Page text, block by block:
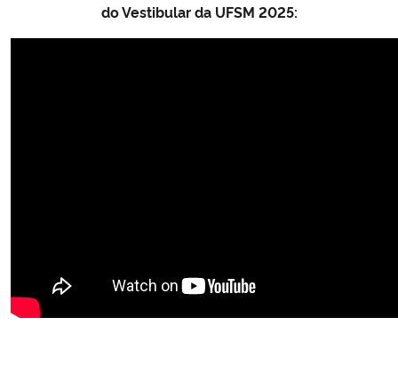
do Vestibular da UFSM 2025: